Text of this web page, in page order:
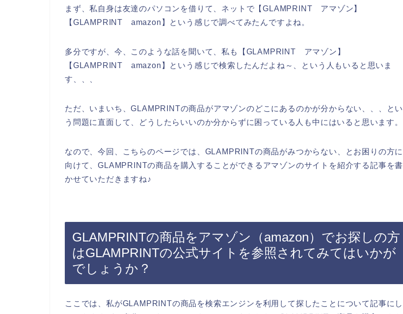
まず、私自身は友達のパソコンを借りて、ネットで【GLAMPRINT アマゾン】
【GLAMPRINT amazon】という感じで調べてみたんですよね。
多分ですが、今、このような話を聞いて、私も【GLAMPRINT アマゾン】
【GLAMPRINT amazon】という感じで検索したんだよね～、という人もいると思いま
す、、、
ただ、いまいち、GLAMPRINTの商品がアマゾンのどこにあるのかが分からない、、、とい
う問題に直面して、どうしたらいいのか分からずに困っている人も中にはいると思います。
なので、今回、こちらのページでは、GLAMPRINTの商品がみつからない、とお困りの方に
向けて、GLAMPRINTの商品を購入することができるアマゾンのサイトを紹介する記事を書
かせていただきますね♪
GLAMPRINTの商品をアマゾン（amazon）でお探しの方
はGLAMPRINTの公式サイトを参照されてみてはいかが
でしょうか？
ここでは、私がGLAMPRINTの商品を検索エンジンを利用して探したことについて記事にし